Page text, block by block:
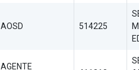
AOSD 514225
AGENTE